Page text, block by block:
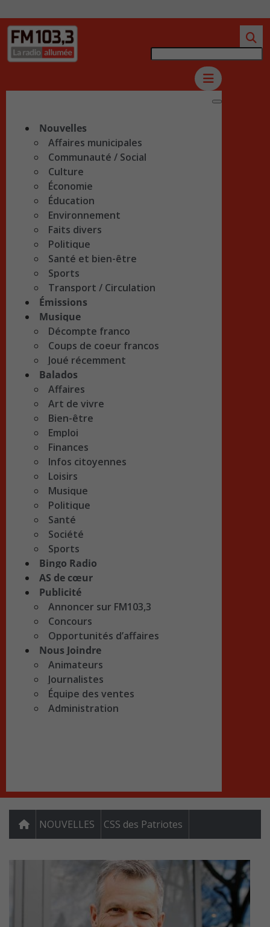
Nouvelles
Affaires municipales
Communauté / Social
Culture
Économie
Éducation
Environnement
Faits divers
Politique
Santé et bien-être
Sports
Transport / Circulation
Émissions
Musique
Décompte franco
Coups de coeur francos
Joué récemment
Balados
Affaires
Art de vivre
Bien-être
Emploi
Finances
Infos citoyennes
Loisirs
Musique
Politique
Santé
Société
Sports
Bingo Radio
AS de cœur
Publicité
Annoncer sur FM103,3
Concours
Opportunités d’affaires
Nous Joindre
Animateurs
Journalistes
Équipe des ventes
Administration
NOUVELLES CSS des Patriotes